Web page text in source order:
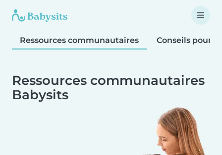
Ressources communautaires Conseils pour
Ressources communautaires
Babysits